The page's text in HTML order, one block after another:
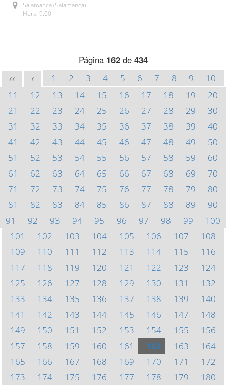
Salamanca (Salamanca)
Hora: 9:00
Página 162de 434
<< < 1 2 3 4 5 6 7 8 9
10
11
12 13 14 15 16 17 18 19
20
21
22 23 24 25 26 27 28 29
30
31
32 33 34 35 36 37 38 39
40
41
42 43 44 45 46 47 48 49
50
51
52 53 54 55 56 57 58 59
60
61
62 63 64 65 66 67 68 69
70
71
72 73 74 75 76 77 78 79
80
81
82 83 84 85 86 87 88 89
90
91
92 93 94 95 96 97 98 99
100
101
102 103 104 105 106 107
108
109
110 111 112 113 114 115
116
117
118 119 120 121 122 123
124
125
126 127 128 129 130 131
132
133
134 135 136 137 138 139
140
141
142 143 144 145 146 147
148
149
150 151 152 153 154 155
156
157
158 159 160 161 162 163
164
165
166 167 168 169 170 171
172
173
174 175 176 177 178 179
180